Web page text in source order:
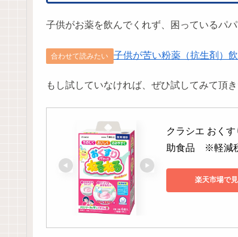
子供がお薬を飲んでくれず、困っているパパ
合わせて読みたい 子供が苦い粉薬（抗生剤）
もし試していなければ、ぜひ試してみて頂
クラシエ おく
助食品　※軽減
楽天市場で